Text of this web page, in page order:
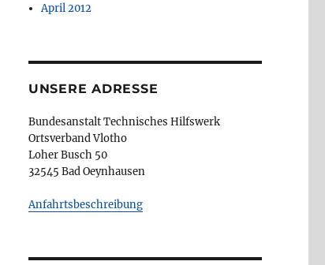
April 2012
UNSERE ADRESSE
Bundesanstalt Technisches Hilfswerk
Ortsverband Vlotho
Loher Busch 50
32545 Bad Oeynhausen
Anfahrtsbeschreibung